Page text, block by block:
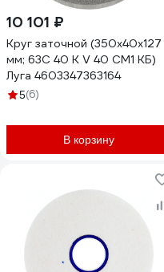
10 101 ₽
Круг заточной (350х40х127
мм; 63С 40 K V 40 СМ1 КБ)
Луга 4603347363164
5(6)
В корзину